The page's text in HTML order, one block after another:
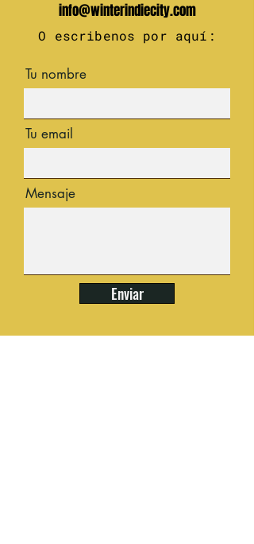
info@winterindiecity.com
O escribenos por aquí:
Tu nombre
Tu email
Mensaje
Enviar